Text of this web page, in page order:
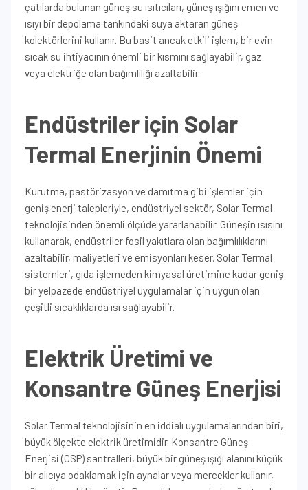
çatılarda bulunan güneş su ısıtıcıları, güneş ışığını emen ve
ısıyı bir depolama tankındaki suya aktaran güneş
kolektörlerini kullanır. Bu basit ancak etkili işlem, bir evin
sıcak su ihtiyacının önemli bir kısmını sağlayabilir, gaz
veya elektriğe olan bağımlılığı azaltabilir.
Endüstriler için Solar
Termal Enerjinin Önemi
Kurutma, pastörizasyon ve damıtma gibi işlemler için
geniş enerji talepleriyle, endüstriyel sektör, Solar Termal
teknolojisinden önemli ölçüde yararlanabilir. Güneşin ısısını
kullanarak, endüstriler fosil yakıtlara olan bağımlılıklarını
azaltabilir, maliyetleri ve emisyonları keser. Solar Termal
sistemleri, gıda işlemeden kimyasal üretimine kadar geniş
bir yelpazede endüstriyel uygulamalar için uygun olan
çeşitli sıcaklıklarda ısı sağlayabilir.
Elektrik Üretimi ve
Konsantre Güneş Enerjisi
Solar Termal teknolojisinin en iddialı uygulamalarından biri,
büyük ölçekte elektrik üretimidir. Konsantre Güneş
Enerjisi (CSP) santralleri, büyük bir güneş ışığı alanını küçük
bir alıcıya odaklamak için aynalar veya mercekler kullanır,